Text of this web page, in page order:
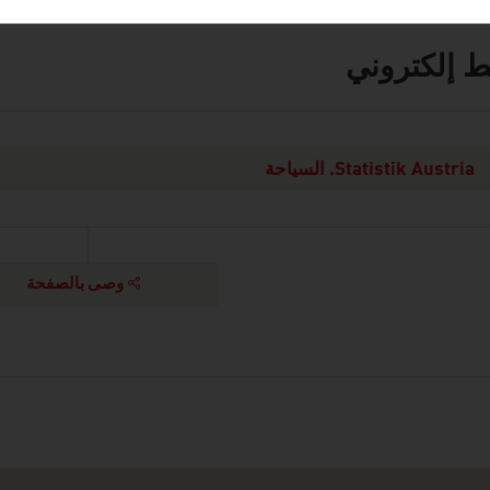
إلكتروني